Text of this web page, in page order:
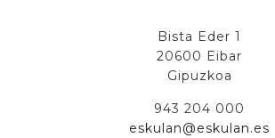
Bista Eder 1
20600 Eibar
Gipuzkoa
943 204 000
eskulan@eskulan.es